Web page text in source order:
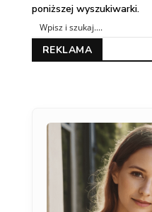
poniższej wyszukiwarki.
REKLAMA